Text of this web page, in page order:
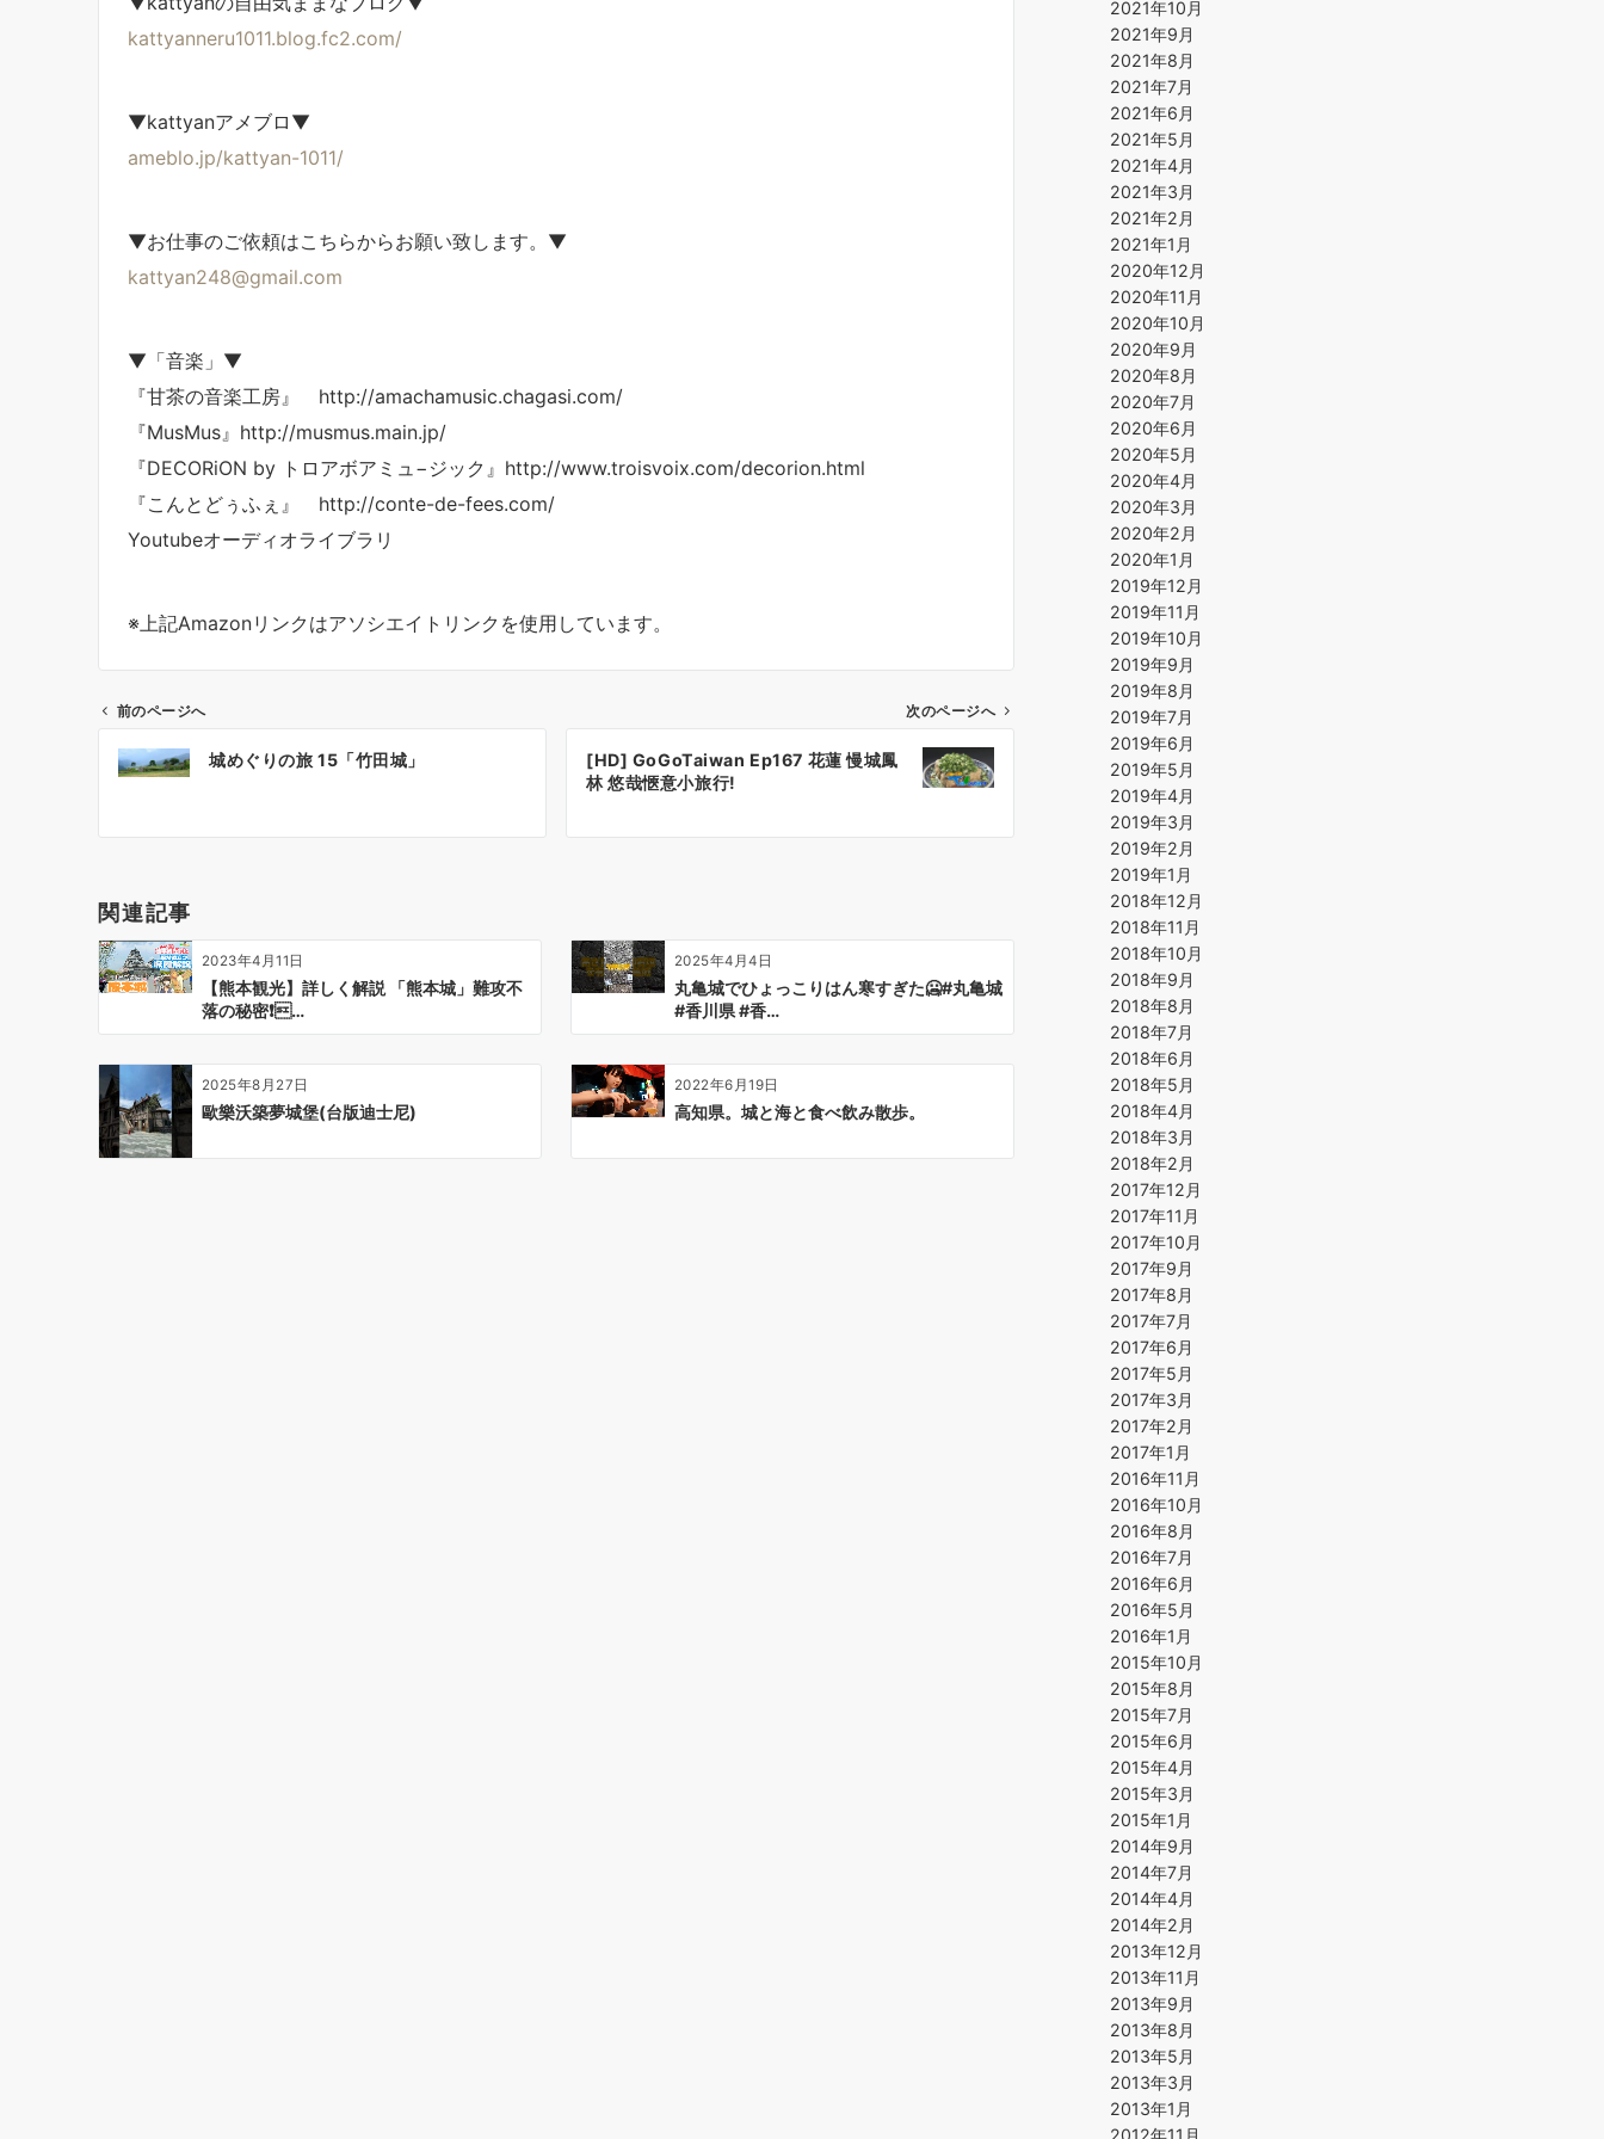
kattyanneru1011.blog.fc2.com/
▼kattyanアメブロ▼
ameblo.jp/kattyan-1011/
▼お仕事のご依頼はこちらからお願い致します。▼
kattyan248@gmail.com
▼「音楽」▼
『甘茶の音楽工房』 http://amachamusic.chagasi.com/
『MusMus』http://musmus.main.jp/
『DECORiON by トロアボアミュ−ジック』http://www.troisvoix.com/decorion.html
『こんとどぅふぇ』 http://conte-de-fees.com/
Youtubeオーディオライブラリ
※上記Amazonリンクはアソシエイトリンクを使用しています。
ビ
シ
ョ
ン
前のページへ
城めぐりの旅 15「竹田城」
次のページへ
[HD] GoGoTaiwan Ep167 花蓮 慢城鳳
林 悠哉愜意小旅行!
関連記事
2023年4月11日
【熊本観光】詳しく解説 「熊本城」難攻不
落の秘密❗…
2025年4月4日
丸亀城でひょっこりはん寒すぎた🥶#丸亀城
#香川県 #香…
2025年8月27日
歐樂沃築夢城堡(台版迪士尼)
2022年6月19日
高知県。城と海と食べ飲み散歩。
2021年10月
2021年9月
2021年8月
2021年7月
2021年6月
2021年5月
2021年4月
2021年3月
2021年2月
2021年1月
2020年12月
2020年11月
2020年10月
2020年9月
2020年8月
2020年7月
2020年6月
2020年5月
2020年4月
2020年3月
2020年2月
2020年1月
2019年12月
2019年11月
2019年10月
2019年9月
2019年8月
2019年7月
2019年6月
2019年5月
2019年4月
2019年3月
2019年2月
2019年1月
2018年12月
2018年11月
2018年10月
2018年9月
2018年8月
2018年7月
2018年6月
2018年5月
2018年4月
2018年3月
2018年2月
2017年12月
2017年11月
2017年10月
2017年9月
2017年8月
2017年7月
2017年6月
2017年5月
2017年3月
2017年2月
2017年1月
2016年11月
2016年10月
2016年8月
2016年7月
2016年6月
2016年5月
2016年1月
2015年10月
2015年8月
2015年7月
2015年6月
2015年4月
2015年3月
2015年1月
2014年9月
2014年7月
2014年4月
2014年2月
2013年12月
2013年11月
2013年9月
2013年8月
2013年5月
2013年3月
2013年1月
2012年11月